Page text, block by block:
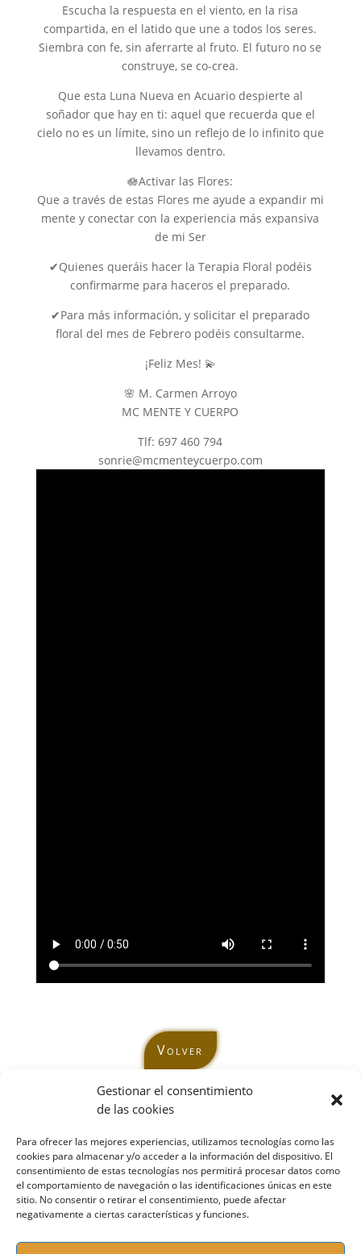
Gestionar el consentimiento
de las cookies
Para ofrecer las mejores experiencias, utilizamos tecnologías como las
cookies para almacenar y/o acceder a la información del dispositivo. El
consentimiento de estas tecnologías nos permitirá procesar datos como
el comportamiento de navegación o las identificaciones únicas en este
sitio. No consentir o retirar el consentimiento, puede afectar
negativamente a ciertas características y funciones.
Escucha la respuesta en el viento, en la risa
compartida, en el latido que une a todos los seres.
Siembra con fe, sin aferrarte al fruto. El futuro no se
construye, se co-crea.
Que esta Luna Nueva en Acuario despierte al
soñador que hay en ti: aquel que recuerda que el
cielo no es un límite, sino un reflejo de lo infinito que
llevamos dentro.
🪷Activar las Flores:
Que a través de estas Flores me ayude a expandir mi
mente y conectar con la experiencia más expansiva
de mi Ser
✔Quienes queráis hacer la Terapia Floral podéis
confirmarme para haceros el preparado.
✔Para más información, y solicitar el preparado
floral del mes de Febrero podéis consultarme.
¡Feliz Mes! 💫
🌸 M. Carmen Arroyo
MC MENTE Y CUERPO
Tlf: 697 460 794
sonrie@mcmenteycuerpo.com
Volver
Contacta conmigo:
sonrie@mcmenteycuerpo.com